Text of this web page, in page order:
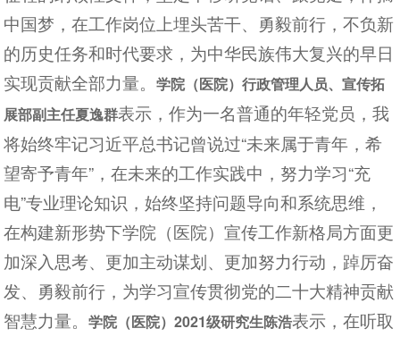
中国梦，在工作岗位上埋头苦干、勇毅前行，不负新
的历史任务和时代要求，为中华民族伟大复兴的早日
实现贡献全部力量。学院（医院）行政管理人员、宣传拓
展部副主任夏逸群表示，作为一名普通的年轻党员，我
将始终牢记习近平总书记曾说过“未来属于青年，希
望寄予青年”，在未来的工作实践中，努力学习“充
电”专业理论知识，始终坚持问题导向和系统思维，
在构建新形势下学院（医院）宣传工作新格局方面更
加深入思考、更加主动谋划、更加努力行动，踔厉奋
发、勇毅前行，为学习宣传贯彻党的二十大精神贡献
智慧力量。学院（医院）2021级研究生陈浩表示，在听取